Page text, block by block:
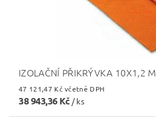
IZOLAČNÍ PŘIKRÝVKA 10X1,2 M
47 121,47 Kč včetně DPH
38 943,36 Kč / ks